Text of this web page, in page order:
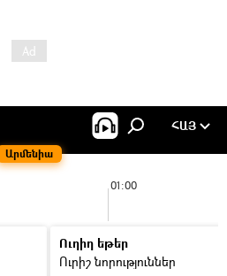
Արմենիա
ՀԱՅ
01:00
Ուղիղ եթեր
Ուրիշ նորություններ